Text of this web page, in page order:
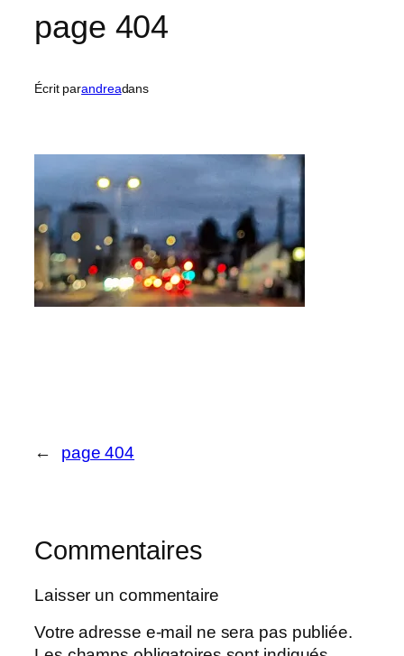
page 404
Écrit parandreadans
← page 404
Commentaires
Laisser un commentaire
Votre adresse e-mail ne sera pas publiée.